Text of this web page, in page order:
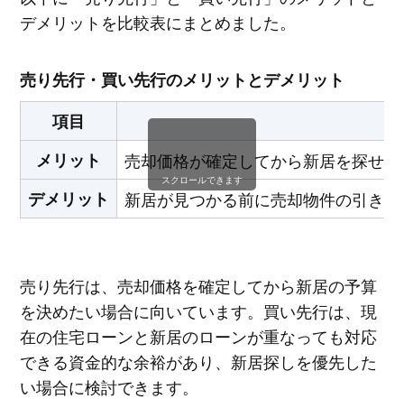
デメリットを比較表にまとめました。
売り先行・買い先行のメリットとデメリット
項目
メリット
売却価格が確定してから新居を探せ
デメリット
新居が見つかる前に売却物件の引き
スクロールできます
売り先行は、売却価格を確定してから新居の予算
を決めたい場合に向いています。買い先行は、現
在の住宅ローンと新居のローンが重なっても対応
できる資金的な余裕があり、新居探しを優先した
い場合に検討できます。